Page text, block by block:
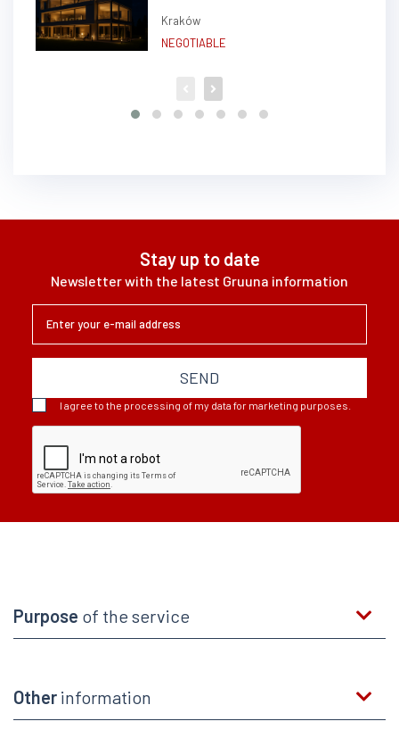
(Krowodrza)
Kraków
NEGOTIABLE
Stay up to date
Newsletter with the latest Gruuna information
SEND
I agree to the processing of my data for marketing purposes.
Purpose of the service
Other information